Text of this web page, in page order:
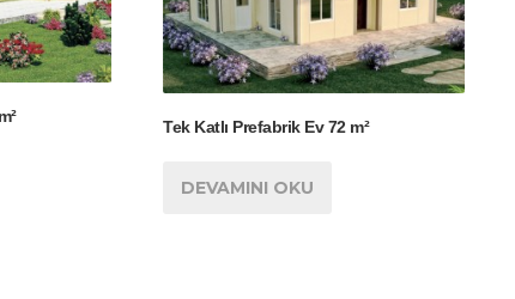
Tek Katlı Prefabrik Ev 72 m²
DEVAMINI OKU